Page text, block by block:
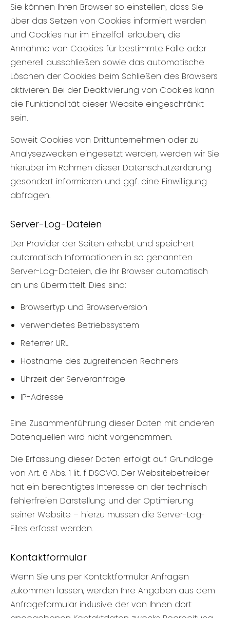
Sie können Ihren Browser so einstellen, dass Sie
über das Setzen von Cookies informiert werden
und Cookies nur im Einzelfall erlauben, die
Annahme von Cookies für bestimmte Fälle oder
generell ausschließen sowie das automatische
Löschen der Cookies beim Schließen des Browsers
aktivieren. Bei der Deaktivierung von Cookies kann
die Funktionalität dieser Website eingeschränkt
sein.
Soweit Cookies von Drittunternehmen oder zu
Analysezwecken eingesetzt werden, werden wir Sie
hierüber im Rahmen dieser Datenschutzerklärung
gesondert informieren und ggf. eine Einwilligung
abfragen.
Server-Log-Dateien
Der Provider der Seiten erhebt und speichert
automatisch Informationen in so genannten
Server-Log-Dateien, die Ihr Browser automatisch
an uns übermittelt. Dies sind:
Browsertyp und Browserversion
verwendetes Betriebssystem
Referrer URL
Hostname des zugreifenden Rechners
Uhrzeit der Serveranfrage
IP-Adresse
Eine Zusammenführung dieser Daten mit anderen
Datenquellen wird nicht vorgenommen.
Die Erfassung dieser Daten erfolgt auf Grundlage
von Art. 6 Abs. 1 lit. f DSGVO. Der Websitebetreiber
hat ein berechtigtes Interesse an der technisch
fehlerfreien Darstellung und der Optimierung
seiner Website – hierzu müssen die Server-Log-
Files erfasst werden.
Kontaktformular
Wenn Sie uns per Kontaktformular Anfragen
zukommen lassen, werden Ihre Angaben aus dem
Anfrageformular inklusive der von Ihnen dort